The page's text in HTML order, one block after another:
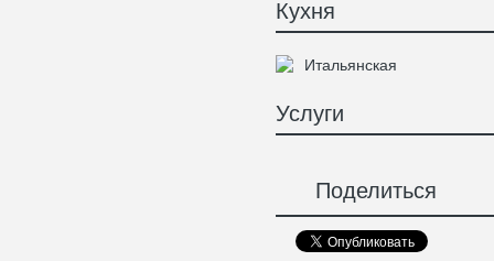
Кухня
Итальянская
Услуги
Поделиться